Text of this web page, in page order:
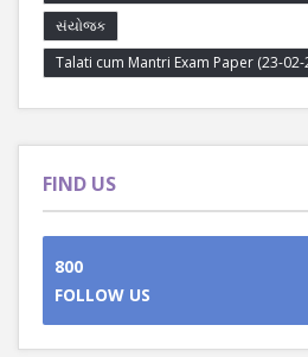
સંયોજક
Talati cum Mantri Exam Paper (23-
FIND US
800
FOLLOW US